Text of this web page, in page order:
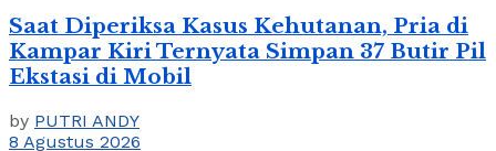
Saat Diperiksa Kasus Kehutanan, Pria di
Kampar Kiri Ternyata Simpan 37 Butir Pil
Ekstasi di Mobil
by PUTRI ANDY
8 Agustus 2026